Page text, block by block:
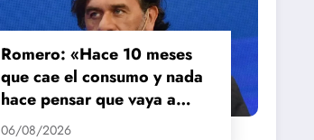
Romero: «Hace 10 meses
que cae el consumo y nada
hace pensar que vaya a
repuntar»
06/08/2026